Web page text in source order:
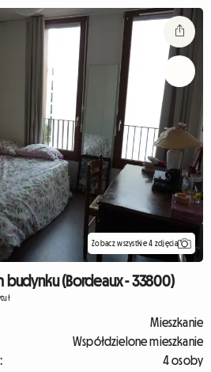
Zobacz wszystkie 4 zdjęcia
(Bordeaux - 33800)
Mieszkanie
Współdzielone mieszkanie
4 osoby